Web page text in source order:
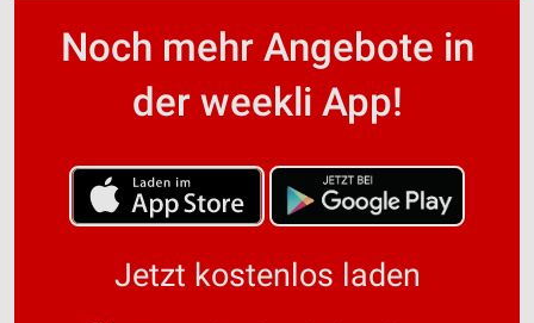
Noch mehr Angebote in
der weekli App!
Jetzt kostenlos laden